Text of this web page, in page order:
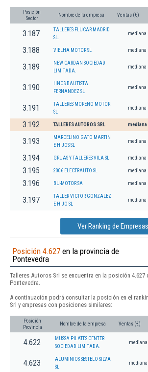
Posición
Sector
Nombre de la empresa Ventas (€)
3.187
TALLERES FLUCAR MADRID
SL.
mediana
3.188 VIELHA MOTOR SL mediana
3.189
NEW CARDAN SOCIEDAD
LIMITADA.
mediana
3.190
HNOS BAUTISTA
FERNANDEZ SL
mediana
3.191
TALLERES MORENO MOTOR
SL
mediana
3.192 TALLERES AUTOROS SRL mediana
3.193
MARCELINO GATO MARTIN
E HIJOS SL
mediana
3.194 GRUAS Y TALLERES VILA SL mediana
3.195 2006 ELECTRAUTO SL mediana
3.196 BU-MOTOR SA mediana
3.197
TALLER VICTOR GONZALEZ
E HIJO SL
mediana
Ver Ranking de
Posición 4.627 en la provincia de
Pontevedra
Talleres Autoros Srl se encuentra en la posición 4.627
Pontevedra.
A continuación podrá consultar la posición en el
Srl y empresas con posiciones similares:
Posición
Provincia
Nombre de la empresa Ventas (€)
4.622
MUSSA PILATES CENTER
SOCIEDAD LIMITADA.
mediana
4.623
ALUMINIOS SESTELO SILVA
SL
mediana